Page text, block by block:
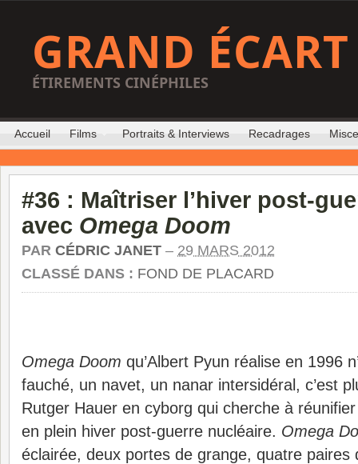
GRAND ÉCART
ÉTIREMENTS CINÉPHILES
Accueil Films Portraits & Interviews Recadrages
#36 : Maîtriser l’hiver post-
avec Omega Doom
PAR CÉDRIC JANET – 29 MARS 2012
CLASSÉ DANS : FOND DE PLACARD
Omega Doom qu’Albert Pyun réalise en 1996
fauché, un navet, un nanar intersidéral, c’est
Rutger Hauer en cyborg qui cherche à
en plein hiver post-guerre nucléaire. Omega
éclairée, deux portes de grange, quatre paires